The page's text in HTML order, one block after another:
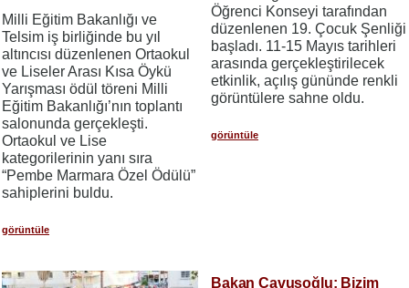
Milli Eğitim Bakanlığı ve
Telsim iş birliğinde bu yıl
altıncısı düzenlenen Ortaokul
ve Liseler Arası Kısa Öykü
Yarışması ödül töreni Milli
Eğitim Bakanlığı’nın toplantı
salonunda gerçekleşti.
Ortaokul ve Lise
kategorilerinin yanı sıra
“Pembe Marmara Özel Ödülü”
sahiplerini buldu.
görüntüle
Öğrenci Konseyi tarafından
düzenlenen 19. Çocuk Şenliği
başladı. 11-15 Mayıs tarihleri
arasında gerçekleştirilecek
etkinlik, açılış gününde renkli
görüntülere sahne oldu.
görüntüle
Bakan Çavuşoğlu: Bizim